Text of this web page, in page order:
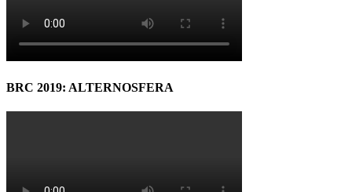
BRC 2019: ALTERNOSFERA